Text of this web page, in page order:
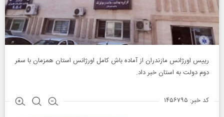
رییس اورژانس مازندران از آماده باش کامل اورژانس استان همزمان با سفر
دوم دولت به استان خبر داد.
کد خبر: ۱۴۵۶۷۹۵